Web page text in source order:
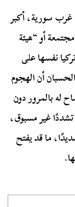
سورية، أكبر
أو “هيئة
نفسها على
أن الهجوم
له بالمرور دون
تشددًا غير مسبوق،
ما قد يفتح